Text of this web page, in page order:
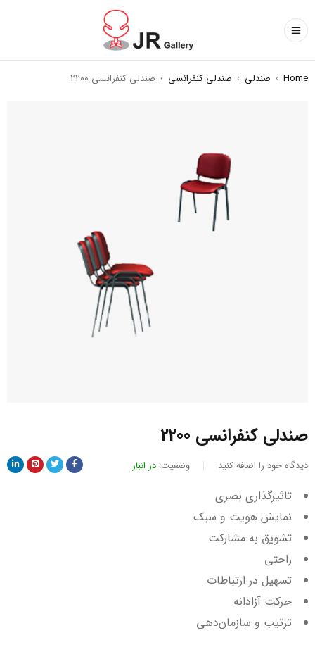
Home
› صندلی › صندلی کنفرانسی › صندلی کنفرانسی 2200
صندلی کنفرانسی 2200
دیدگاه خود را اضافه کنید وضعیت: در انبار
تاثیرگذاری بصری
نمایش هویت و سبک
تشویق به مشارکت
راحتی
تسهیل در ارتباطات
حرکت آزادانه
ترتیب و سازمان‌دهی